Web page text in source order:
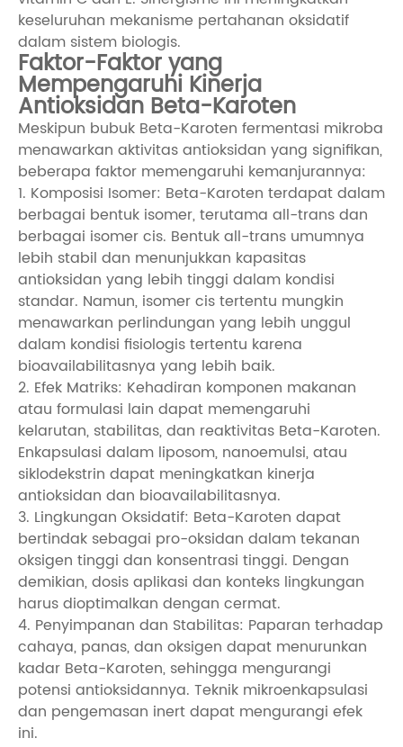
keseluruhan mekanisme pertahanan oksidatif
dalam sistem biologis.
Faktor-Faktor yang
Mempengaruhi Kinerja
Antioksidan Beta-Karoten
Meskipun bubuk Beta-Karoten fermentasi mikroba
menawarkan aktivitas antioksidan yang signifikan,
beberapa faktor memengaruhi kemanjurannya:
1. Komposisi Isomer: Beta-Karoten terdapat dalam
berbagai bentuk isomer, terutama all-trans dan
berbagai isomer cis. Bentuk all-trans umumnya
lebih stabil dan menunjukkan kapasitas
antioksidan yang lebih tinggi dalam kondisi
standar. Namun, isomer cis tertentu mungkin
menawarkan perlindungan yang lebih unggul
dalam kondisi fisiologis tertentu karena
bioavailabilitasnya yang lebih baik.
2. Efek Matriks: Kehadiran komponen makanan
atau formulasi lain dapat memengaruhi
kelarutan, stabilitas, dan reaktivitas Beta-Karoten.
Enkapsulasi dalam liposom, nanoemulsi, atau
siklodekstrin dapat meningkatkan kinerja
antioksidan dan bioavailabilitasnya.
3. Lingkungan Oksidatif: Beta-Karoten dapat
bertindak sebagai pro-oksidan dalam tekanan
oksigen tinggi dan konsentrasi tinggi. Dengan
demikian, dosis aplikasi dan konteks lingkungan
harus dioptimalkan dengan cermat.
4. Penyimpanan dan Stabilitas: Paparan terhadap
cahaya, panas, dan oksigen dapat menurunkan
kadar Beta-Karoten, sehingga mengurangi
potensi antioksidannya. Teknik mikroenkapsulasi
dan pengemasan inert dapat mengurangi efek
ini.